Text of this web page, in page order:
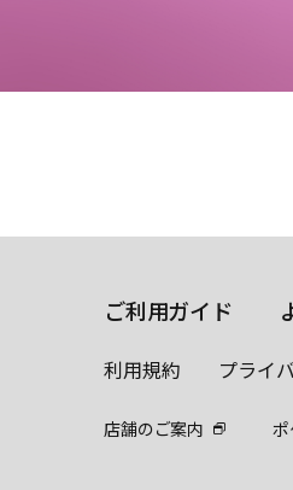
ご利用ガイド
利用規約 プライ
店舗のご案内